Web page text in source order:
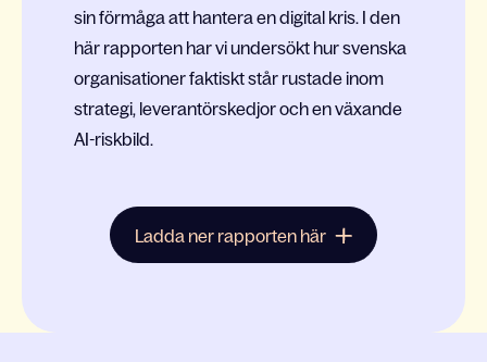
sin förmåga att hantera en digital kris. I den
här rapporten har vi undersökt hur svenska
organisationer faktiskt står rustade inom
strategi, leverantörskedjor och en växande
AI-riskbild.
Ladda ner rapporten här